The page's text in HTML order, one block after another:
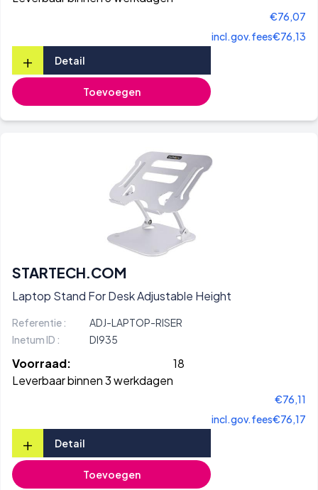
€76,07
incl.gov.fees€76,13
+ Detail
Toevoegen
STARTECH.COM
Laptop Stand For Desk Adjustable Height
Referentie :
ADJ-LAPTOP-RISER
Inetum ID :
DI935
Voorraad:
18
Leverbaar binnen 3 werkdagen
€76,11
incl.gov.fees€76,17
+ Detail
Toevoegen